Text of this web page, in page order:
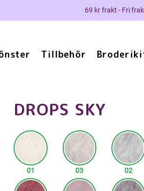
69 kr frakt - Fri
Tillbehör
DROPS SKY
01 03 02